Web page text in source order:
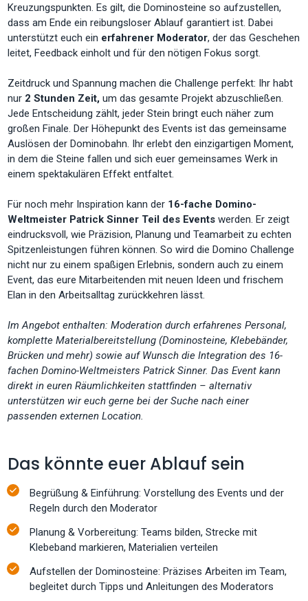
Kreuzungspunkten. Es gilt, die Dominosteine so aufzustellen,
dass am Ende ein reibungsloser Ablauf garantiert ist. Dabei
unterstützt euch ein erfahrener Moderator, der das Geschehen
leitet, Feedback einholt und für den nötigen Fokus sorgt.
Zeitdruck und Spannung machen die Challenge perfekt: Ihr habt
nur 2 Stunden Zeit,um das gesamte Projekt abzuschließen.
Jede Entscheidung zählt, jeder Stein bringt euch näher zum
großen Finale. Der Höhepunkt des Events ist das gemeinsame
Auslösen der Dominobahn. Ihr erlebt den einzigartigen Moment,
in dem die Steine fallen und sich euer gemeinsames Werk in
einem spektakulären Effekt entfaltet.
Für noch mehr Inspiration kann der 16-fache Domino-
Weltmeister Patrick Sinner Teil des Events werden. Er zeigt
eindrucksvoll, wie Präzision, Planung und Teamarbeit zu echten
Spitzenleistungen führen können. So wird die Domino Challenge
nicht nur zu einem spaßigen Erlebnis, sondern auch zu einem
Event, das eure Mitarbeitenden mit neuen Ideen und frischem
Elan in den Arbeitsalltag zurückkehren lässt.
Im Angebot enthalten: Moderation durch erfahrenes Personal,
komplette Materialbereitstellung (Dominosteine, Klebebänder,
Brücken und mehr) sowie auf Wunsch die Integration des 16-
fachen Domino-Weltmeisters Patrick Sinner. Das Event kann
direkt in euren Räumlichkeiten stattfinden – alternativ
unterstützen wir euch gerne bei der Suche nach einer
passenden externen Location.
Das könnte euer Ablauf sein
Begrüßung & Einführung: Vorstellung des Events und der
Regeln durch den Moderator
Planung & Vorbereitung: Teams bilden, Strecke mit
Klebeband markieren, Materialien verteilen
Aufstellen der Dominosteine: Präzises Arbeiten im Team,
begleitet durch Tipps und Anleitungen des Moderators